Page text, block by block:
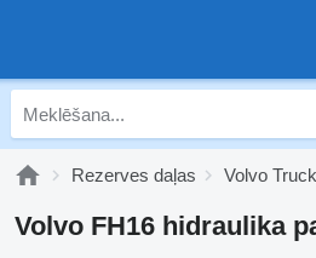
Rezerves daļas Volvo
Volvo FH16 hidraulika